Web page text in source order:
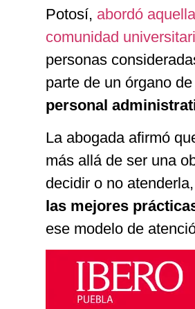
Potosí, abordó
comunidad
personas
parte de un órgano
personal
La abogada afirmó
más allá de ser una
decidir o no
las mejores
ese modelo de